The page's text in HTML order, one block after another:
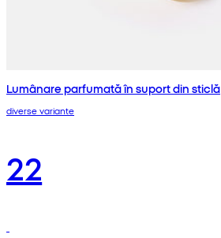
Lumânare parfumată în suport din sticlă
diverse variante
22